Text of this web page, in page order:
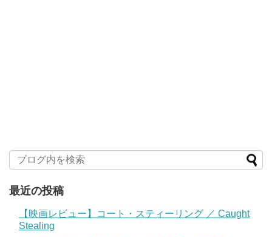
最近の投稿
【映画レビュー】コート・スティーリング ／ Caught
Stealing